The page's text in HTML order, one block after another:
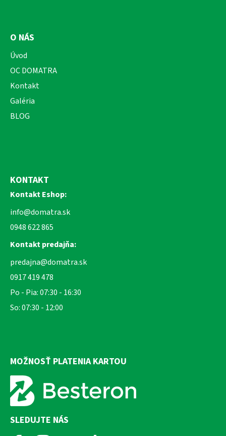
O NÁS
Úvod
OC DOMATRA
Kontakt
Galéria
BLOG
KONTAKT
Kontakt Eshop:
info@domatra.sk
0948 622 865
Kontakt predajňa:
predajna@domatra.sk
0917 419 478
Po - Pia: 07:30 - 16:30
So: 07:30 - 12:00
MOŽNOSŤ PLATENIA KARTOU
SLEDUJTE NÁS